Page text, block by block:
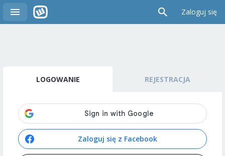
Zaloguj się
LOGOWANIE REJESTRACJA
Zaloguj się z Facebook